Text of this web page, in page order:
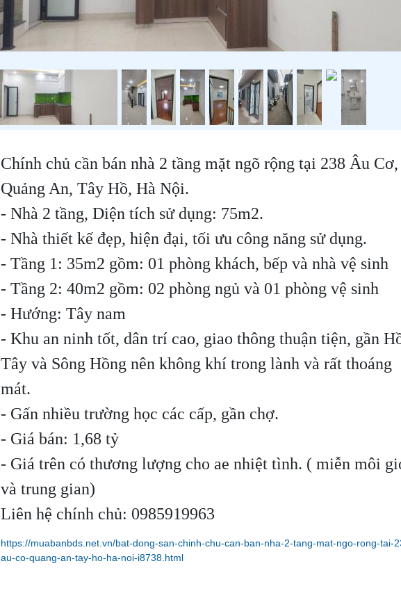
Chính chủ cần bán nhà 2 tầng mặt ngõ rộng tại 238 Âu Cơ,
Quảng An, Tây Hồ, Hà Nội.
- Nhà 2 tầng, Diện tích sử dụng: 75m2.
- Nhà thiết kế đẹp, hiện đại, tối ưu công năng sử dụng.
- Tầng 1: 35m2 gồm: 01 phòng khách, bếp và nhà vệ sinh
- Tầng 2: 40m2 gồm: 02 phòng ngủ và 01 phòng vệ sinh
- Hướng: Tây nam
- Khu an ninh tốt, dân trí cao, giao thông thuận tiện, gần
Tây và Sông Hồng nên không khí trong lành và rất thoáng
mát.
- Gấn nhiều trường học các cấp, gần chợ.
- Giá bán: 1,68 tỷ
- Giá trên có thương lượng cho ae nhiệt tình. ( miễn môi
và trung gian)
Liên hệ chính chủ: 0985919963
https://muabanbds.net.vn/bat-dong-san-chinh-chu-can-ban-nha-2-tang-mat-ngo-rong-tai-
au-co-quang-an-tay-ho-ha-noi-i8738.html